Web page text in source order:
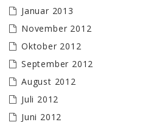
Januar 2013
November 2012
Oktober 2012
September 2012
August 2012
Juli 2012
Juni 2012